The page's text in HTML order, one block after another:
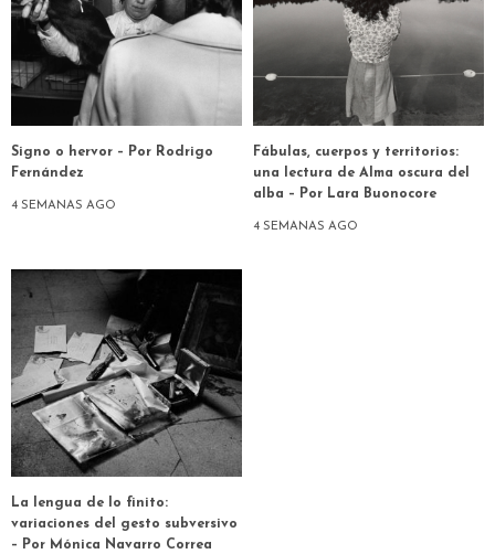
Signo o hervor – Por Rodrigo
Fernández
4 SEMANAS AGO
Fábulas, cuerpos y territorios:
una lectura de Alma oscura del
alba – Por Lara Buonocore
4 SEMANAS AGO
La lengua de lo finito:
variaciones del gesto subversivo
– Por Mónica Navarro Correa